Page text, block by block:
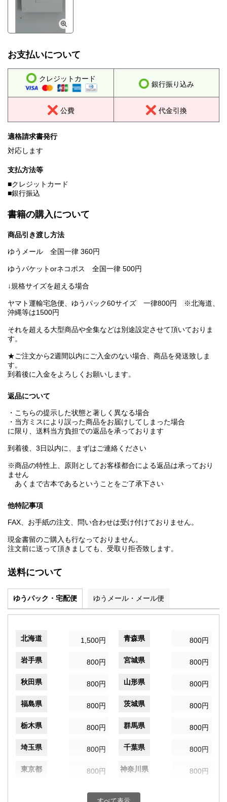
お支払いについて
クレジットカード
銀行振り込み
公費 代金引換
適格請求書発行
対応します
支払方法等
■クレジットカード
■銀行振込
書籍の購入について
商品引き渡し方法
ゆうメール 全国一律 360円
ゆうパケットorネコポス 全国一律 500円
↓規格サイズを超える場合
ヤマト運輸宅急便、ゆうパック60サイズ 一律800円 ※北海道、
沖縄等は1500円
それを超える大型商品や全集などは別途設定させて頂いておりま
す。
★ご注文から2週間以内にご入金のない場合、商品を発送致しま
す。
到着後に入金をよろしくお願いします。
返品について
・こちらの提示した状態と著しく異なる場合
・当方ミスにより誤った商品をお届けしてしまった場合
に限り、送料当方負担での返品を承っております
到着後、3日以内に、まずはご連絡ください
※商品の特性上、原則としてお客様都合による返品は承っており
ません
あくまで古本であるということをご了承下さい
他特記事項
FAX、お手紙の注文、問い合わせは受け付けておりません。
現金書留のご購入も行なっておりません。
注文前に送って頂きましても、受取り拒否致します。
送料について
ゆうパック・宅配便 ゆうメール・メール便
北海道 1,500円 青森県 800円
岩手県 800円 宮城県 800円
秋田県 800円 山形県 800円
福島県 800円 茨城県 800円
栃木県 800円 群馬県 800円
埼玉県 800円 千葉県 800円
東京都 800円 神奈川県 800円
800円 富山県